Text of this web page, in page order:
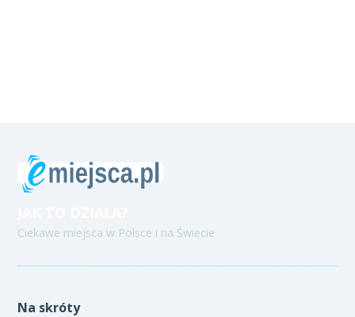
Ciekawe miejsca w Polsce i na Świecie
Na skróty